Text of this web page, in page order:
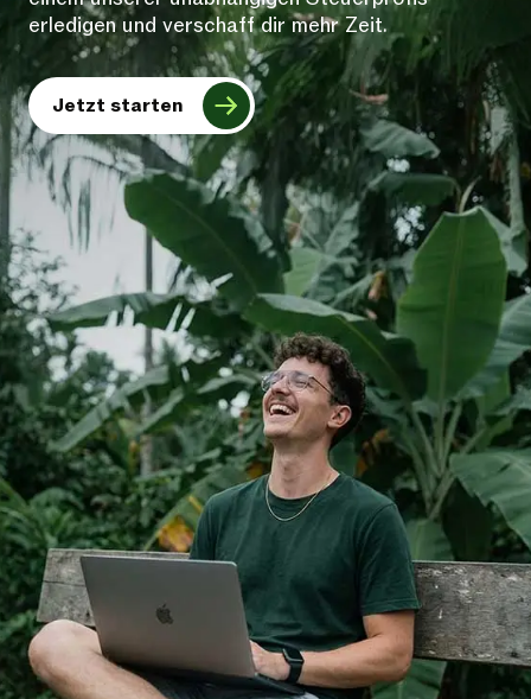
erledigen und verschaff dir mehr Zeit.
Jetzt starten